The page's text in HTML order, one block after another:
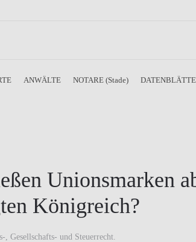
ANWÄLTE NOTARE (Stade)
Unionsmarken
Königreich?
, Gesellschafts- und Steuerrecht.